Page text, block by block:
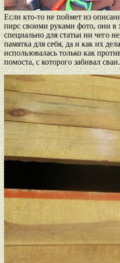
Если кто-то не поймет из
пирс своими руками фото, они в
специально для статьи ни чего
памятка для себя, да и как их
использовалась только как
помоста, с которого забивал